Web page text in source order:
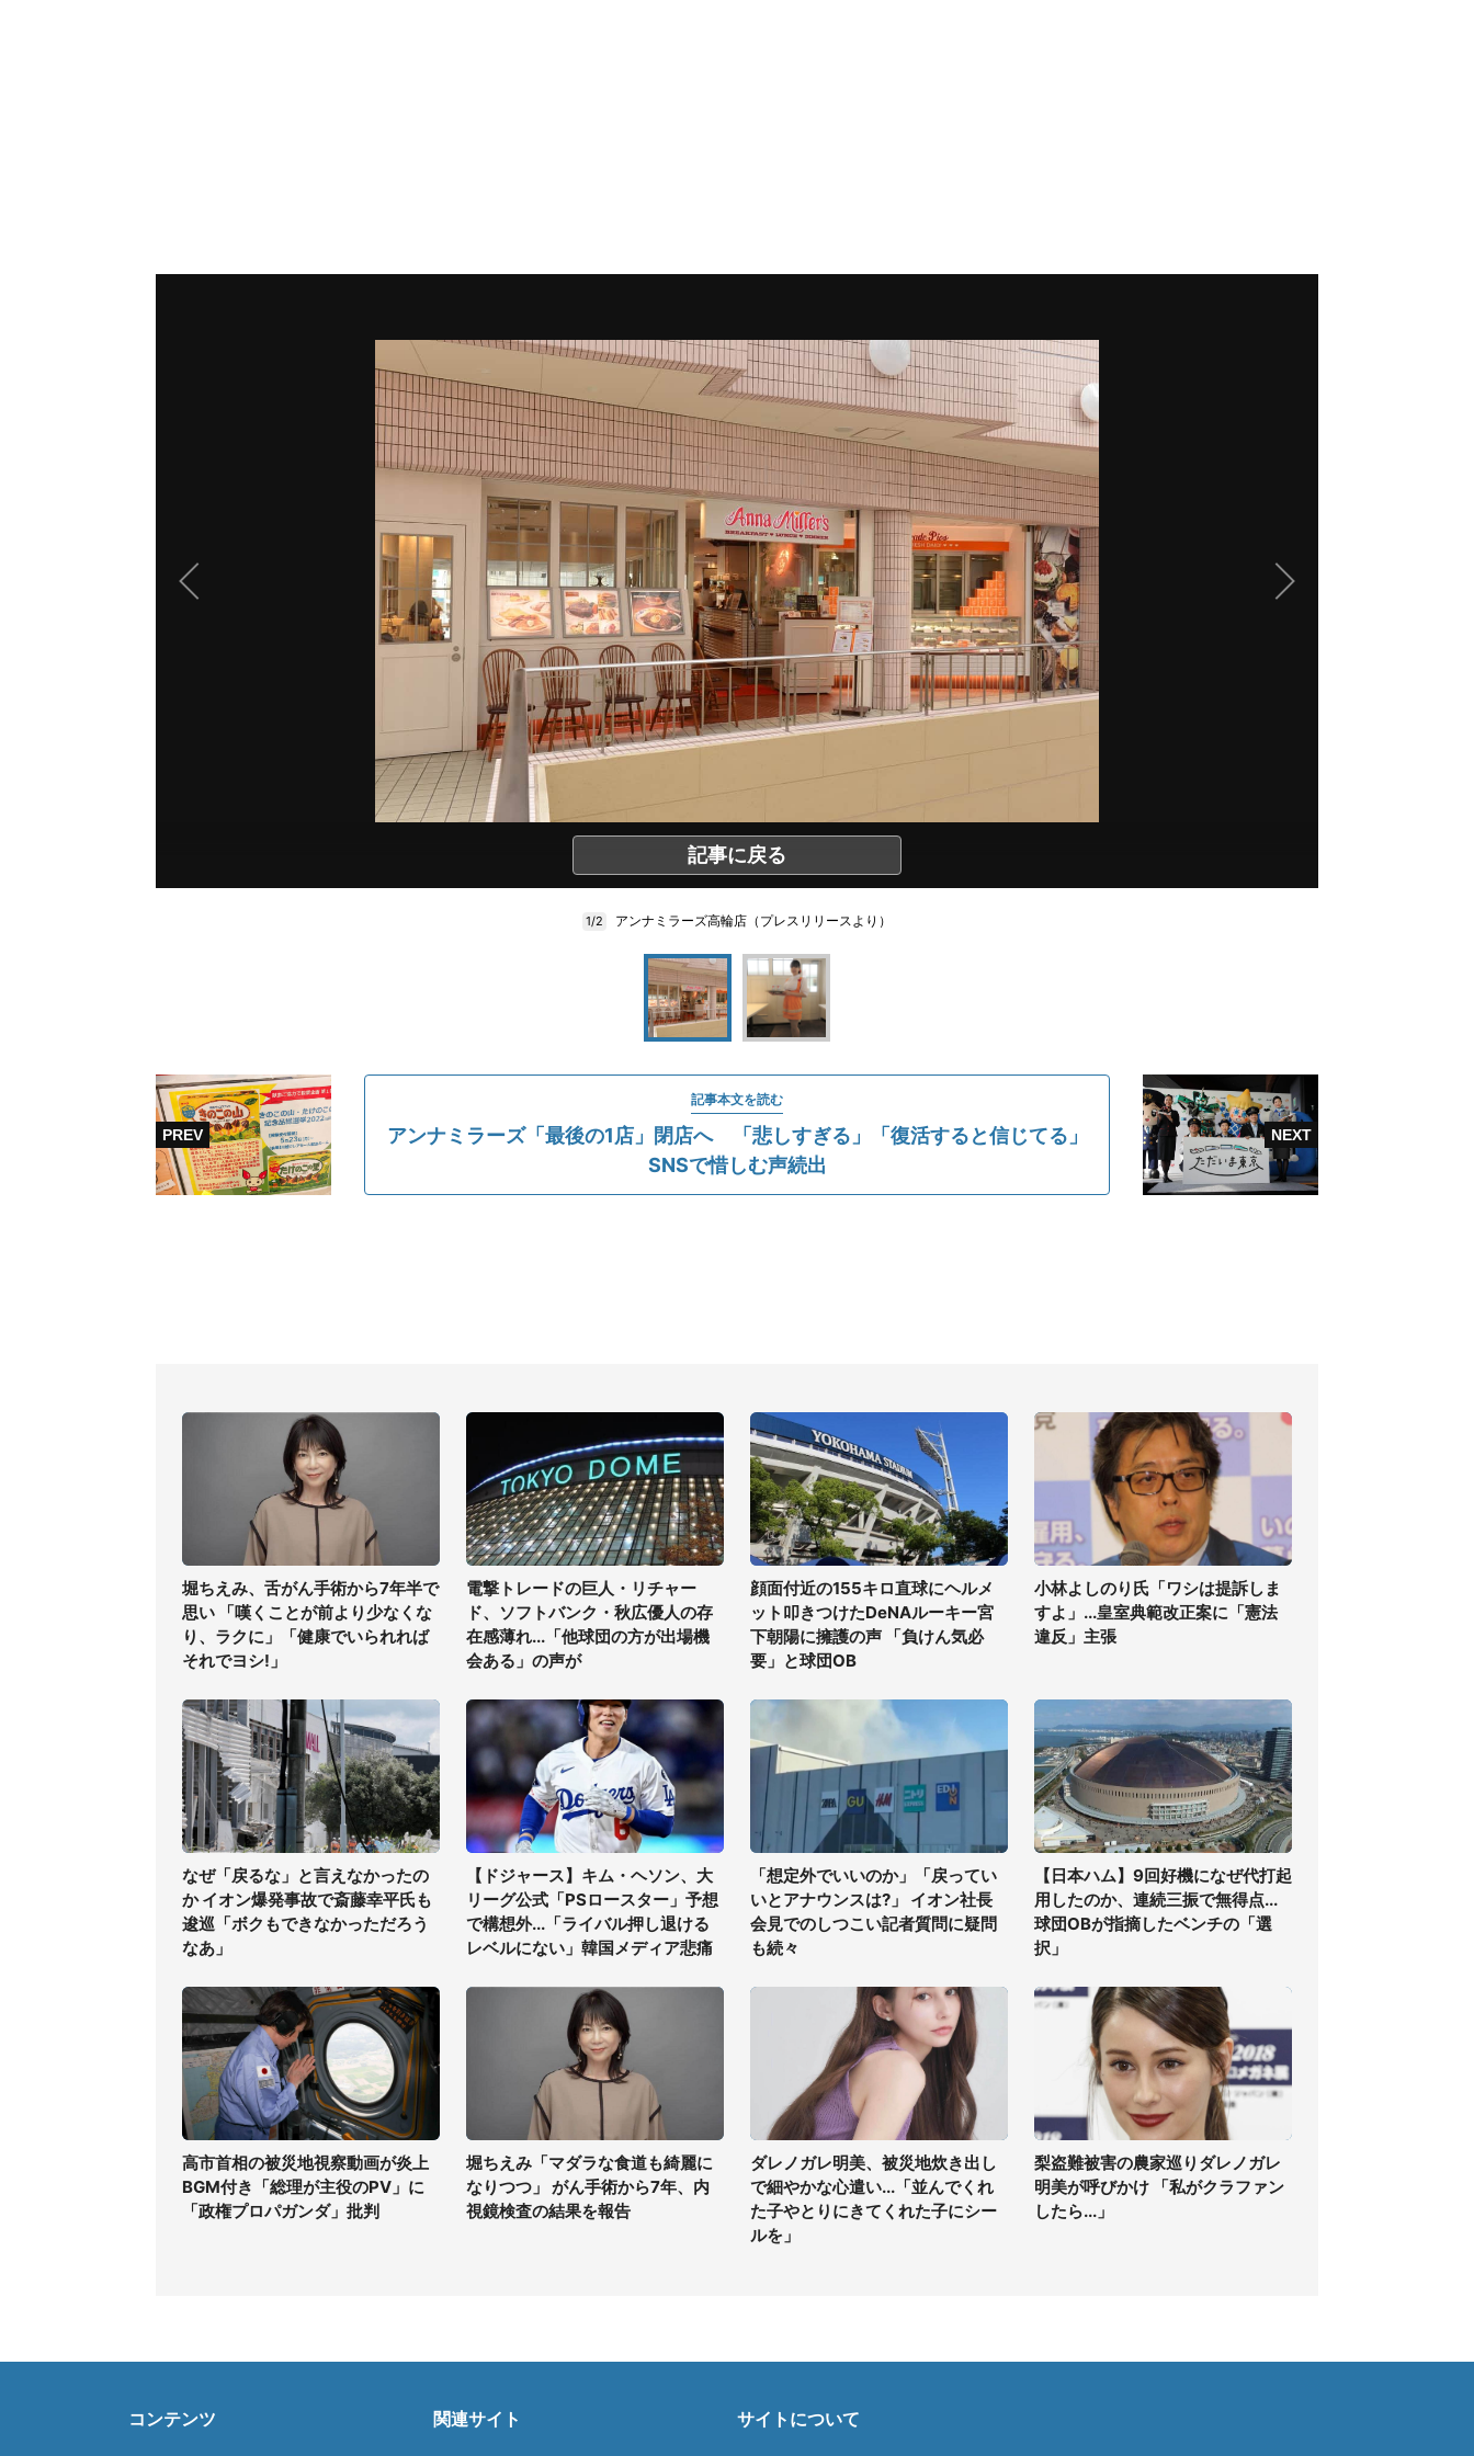
記事に戻る
1/2 アンナミラーズ高輪店（プレスリリースより）
記事本文を読む
アンナミラーズ「最後の1店」閉店へ 「悲しすぎる」「復活すると信じてる」
SNSで惜しむ声続出
堀ちえみ、舌がん手術から7年半で
思い 「嘆くことが前より少なくな
り、ラクに」「健康でいられれば
それでヨシ!」
電撃トレードの巨人・リチャー
ド、ソフトバンク・秋広優人の存
在感薄れ...「他球団の方が出場機
会ある」の声が
顔面付近の155キロ直球にヘルメ
ット叩きつけたDeNAルーキー宮
下朝陽に擁護の声 「負けん気必
要」と球団OB
小林よしのり氏「ワシは提訴しま
すよ」...皇室典範改正案に「憲法
違反」主張
なぜ「戻るな」と言えなかったの
か イオン爆発事故で斎藤幸平氏も
逡巡「ボクもできなかっただろう
なあ」
【ドジャース】キム・ヘソン、大
リーグ公式「PSロースター」予想
で構想外...「ライバル押し退ける
レベルにない」韓国メディア悲痛
「想定外でいいのか」「戻ってい
いとアナウンスは?」 イオン社長
会見でのしつこい記者質問に疑問
も続々
【日本ハム】9回好機になぜ代打起
用したのか、連続三振で無得点...
球団OBが指摘したベンチの「選
択」
高市首相の被災地視察動画が炎上
BGM付き「総理が主役のPV」に
「政権プロパガンダ」批判
堀ちえみ「マダラな食道も綺麗に
なりつつ」 がん手術から7年、内
視鏡検査の結果を報告
ダレノガレ明美、被災地炊き出し
で細やかな心遣い...「並んでくれ
た子やとりにきてくれた子にシー
ルを」
梨盗難被害の農家巡りダレノガレ
明美が呼びかけ 「私がクラファン
したら...」
コンテンツ 関連サイト サイトについて